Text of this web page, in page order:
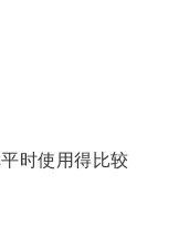
时使用得比较